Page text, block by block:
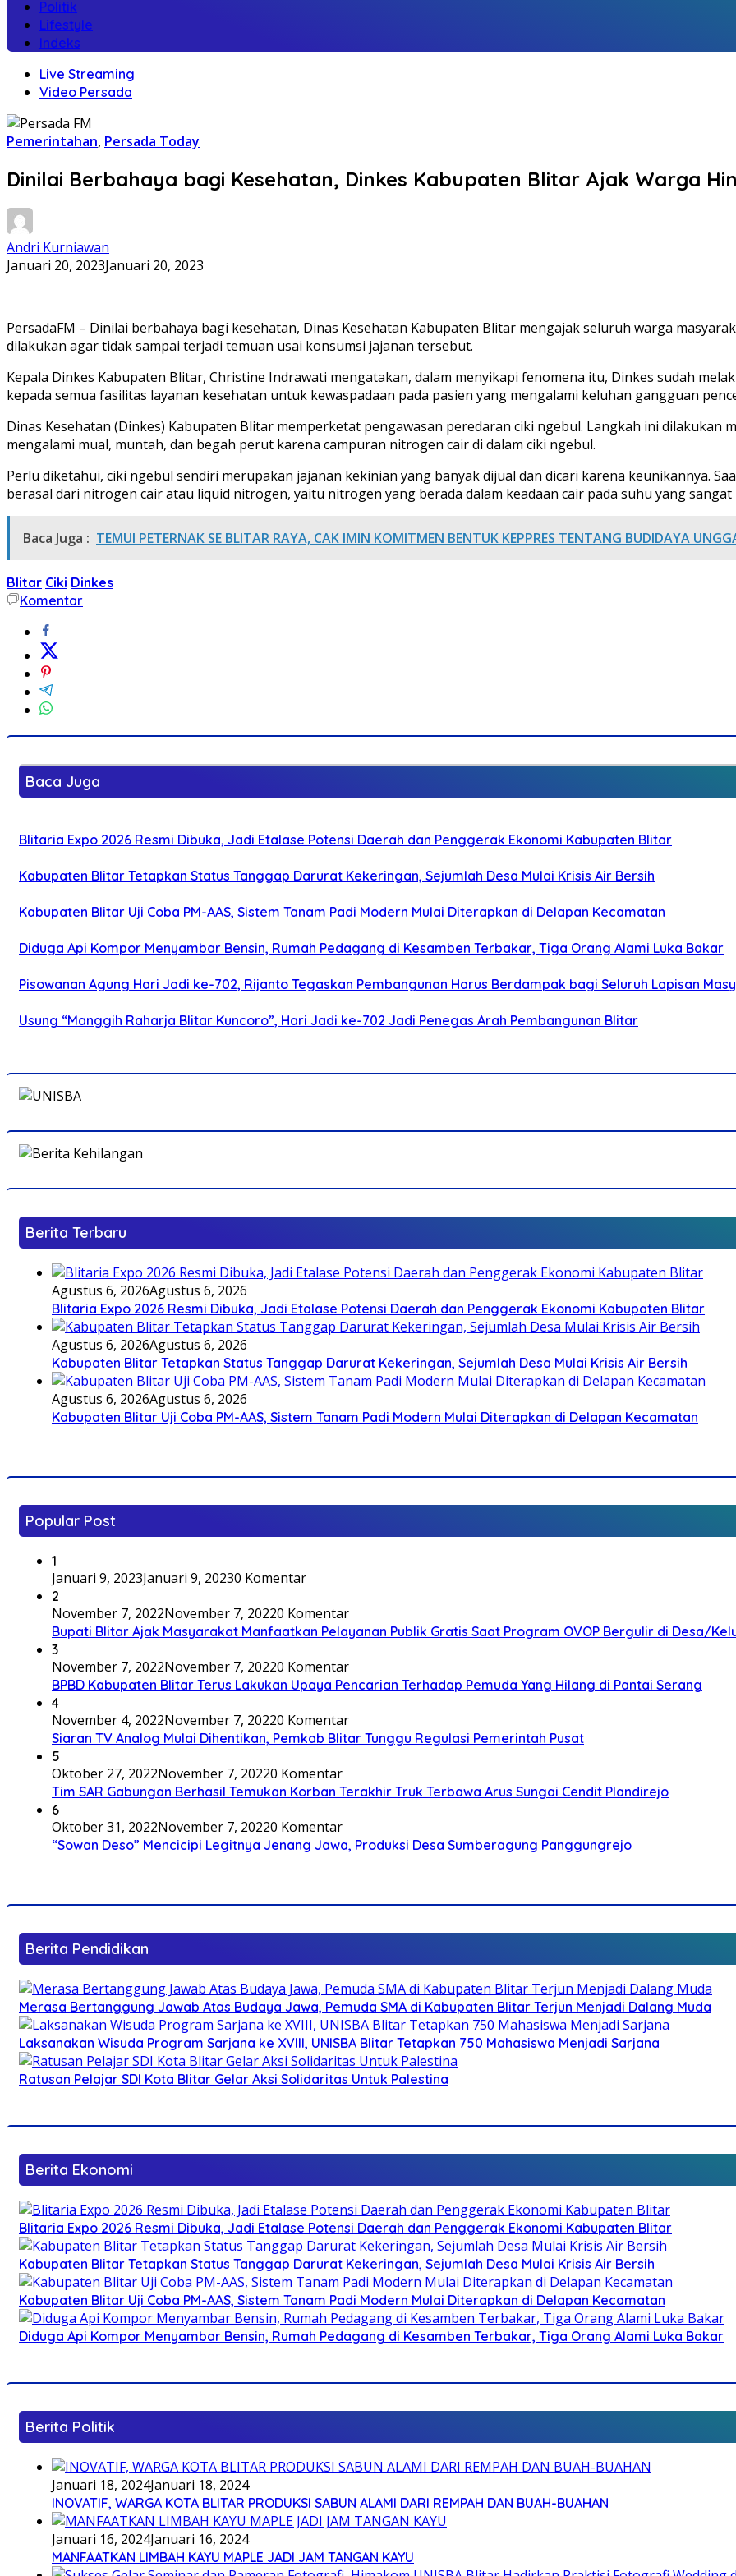
Politik
Lifestyle
Indeks
Live Streaming
Video Persada
Pemerintahan, Persada Today
Dinilai Berbahaya bagi Kesehatan, Dinkes Kabupaten Blitar Ajak Warga
Andri Kurniawan
Januari 20, 2023Januari 20, 2023
PersadaFM – Dinilai berbahaya bagi kesehatan, Dinas Kesehatan Kabupaten Blitar mengajak seluruh warga
dilakukan agar tidak sampai terjadi temuan usai konsumsi jajanan tersebut.
Kepala Dinkes Kabupaten Blitar, Christine Indrawati mengatakan, dalam menyikapi fenomena itu, Dinkes sudah
kepada semua fasilitas layanan kesehatan untuk kewaspadaan pada pasien yang mengalami keluhan gangguan
Dinas Kesehatan (Dinkes) Kabupaten Blitar memperketat pengawasan peredaran ciki ngebul. Langkah ini dilakukan
mengalami mual, muntah, dan begah perut karena campuran nitrogen cair di dalam ciki ngebul.
Perlu diketahui, ciki ngebul sendiri merupakan jajanan kekinian yang banyak dijual dan dicari karena keunikannya.
berasal dari nitrogen cair atau liquid nitrogen, yaitu nitrogen yang berada dalam keadaan cair pada suhu yang sangat
Baca Juga : TEMUI PETERNAK SE BLITAR RAYA, CAK IMIN KOMITMEN BENTUK KEPPRES TENTANG BUDIDAYA
Blitar Ciki Dinkes
Komentar
Baca Juga
Blitaria Expo 2026 Resmi Dibuka, Jadi Etalase Potensi Daerah dan Penggerak Ekonomi Kabupaten Blitar
Kabupaten Blitar Tetapkan Status Tanggap Darurat Kekeringan, Sejumlah Desa Mulai Krisis Air Bersih
Kabupaten Blitar Uji Coba PM-AAS, Sistem Tanam Padi Modern Mulai Diterapkan di Delapan Kecamatan
Diduga Api Kompor Menyambar Bensin, Rumah Pedagang di Kesamben Terbakar, Tiga Orang Alami Luka Bakar
Pisowanan Agung Hari Jadi ke-702, Rijanto Tegaskan Pembangunan Harus Berdampak bagi Seluruh Lapisan
Usung “Manggih Raharja Blitar Kuncoro”, Hari Jadi ke-702 Jadi Penegas Arah Pembangunan Blitar
Berita Terbaru
Agustus 6, 2026Agustus 6, 2026
Blitaria Expo 2026 Resmi Dibuka, Jadi Etalase Potensi Daerah dan Penggerak Ekonomi Kabupaten Blitar
Agustus 6, 2026Agustus 6, 2026
Kabupaten Blitar Tetapkan Status Tanggap Darurat Kekeringan, Sejumlah Desa Mulai Krisis Air Bersih
Agustus 6, 2026Agustus 6, 2026
Kabupaten Blitar Uji Coba PM-AAS, Sistem Tanam Padi Modern Mulai Diterapkan di Delapan Kecamatan
Popular Post
1
Januari 9, 2023Januari 9, 20230 Komentar
2
November 7, 2022November 7, 20220 Komentar
Bupati Blitar Ajak Masyarakat Manfaatkan Pelayanan Publik Gratis Saat Program OVOP Bergulir di Desa/
3
November 7, 2022November 7, 20220 Komentar
BPBD Kabupaten Blitar Terus Lakukan Upaya Pencarian Terhadap Pemuda Yang Hilang di Pantai Serang
4
November 4, 2022November 7, 20220 Komentar
Siaran TV Analog Mulai Dihentikan, Pemkab Blitar Tunggu Regulasi Pemerintah Pusat
5
Oktober 27, 2022November 7, 20220 Komentar
Tim SAR Gabungan Berhasil Temukan Korban Terakhir Truk Terbawa Arus Sungai Cendit Plandirejo
6
Oktober 31, 2022November 7, 20220 Komentar
“Sowan Deso” Mencicipi Legitnya Jenang Jawa, Produksi Desa Sumberagung Panggungrejo
Berita Pendidikan
Merasa Bertanggung Jawab Atas Budaya Jawa, Pemuda SMA di Kabupaten Blitar Terjun Menjadi Dalang Muda
Laksanakan Wisuda Program Sarjana ke XVIII, UNISBA Blitar Tetapkan 750 Mahasiswa Menjadi Sarjana
Ratusan Pelajar SDI Kota Blitar Gelar Aksi Solidaritas Untuk Palestina
Berita Ekonomi
Blitaria Expo 2026 Resmi Dibuka, Jadi Etalase Potensi Daerah dan Penggerak Ekonomi Kabupaten Blitar
Kabupaten Blitar Tetapkan Status Tanggap Darurat Kekeringan, Sejumlah Desa Mulai Krisis Air Bersih
Kabupaten Blitar Uji Coba PM-AAS, Sistem Tanam Padi Modern Mulai Diterapkan di Delapan Kecamatan
Diduga Api Kompor Menyambar Bensin, Rumah Pedagang di Kesamben Terbakar, Tiga Orang Alami Luka Bakar
Berita Politik
Januari 18, 2024Januari 18, 2024
INOVATIF, WARGA KOTA BLITAR PRODUKSI SABUN ALAMI DARI REMPAH DAN BUAH-BUAHAN
Januari 16, 2024Januari 16, 2024
MANFAATKAN LIMBAH KAYU MAPLE JADI JAM TANGAN KAYU